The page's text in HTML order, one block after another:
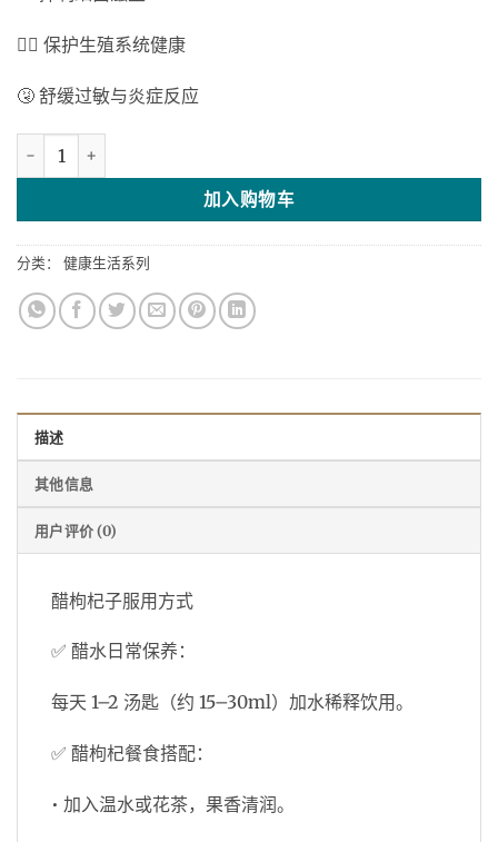
❤️‍🔥 保护生殖系统健康
🤧 舒缓过敏与炎症反应
醋枸杞子 数量
加入购物车
分类： 健康生活系列
描述
其他信息
用户评价 (0)
醋枸杞子服用方式
✅ 醋水日常保养：
每天 1–2 汤匙（约 15–30ml）加水稀释饮用。
✅ 醋枸杞餐食搭配：
• 加入温水或花茶，果香清润。